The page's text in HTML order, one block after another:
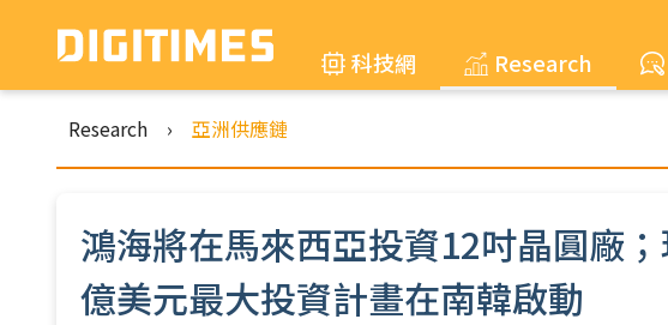
科技網 Research
Research › 亞洲供應鏈
鴻海將在馬來西亞投資12吋晶圓廠
億美元最大投資計畫在南韓啟動